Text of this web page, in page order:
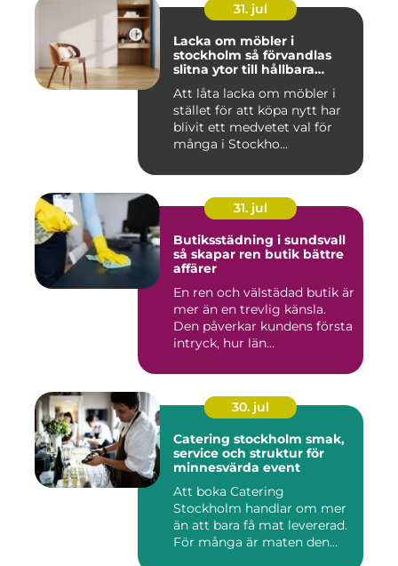
31. jul
Lacka om möbler i
stockholm så förvandlas
slitna ytor till hållbara
Att låta lacka om möbler i
stället för att köpa nytt har
blivit ett medvetet val för
många i Stockho...
31. jul
Butiksstädning i sundsvall
så skapar ren butik bättre
affärer
En ren och välstädad butik är
mer än en trevlig känsla.
Den påverkar kundens första
intryck, hur län...
30. jul
Catering stockholm smak,
service och struktur för
minnesvärda event
Att boka Catering
Stockholm handlar om mer
än att bara få mat levererad.
För många är maten den